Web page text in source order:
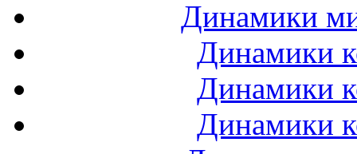
Динамики
Динамики
Динамики
Динамики